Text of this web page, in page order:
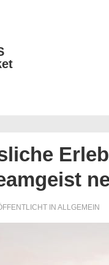
IN ALLGEMEIN